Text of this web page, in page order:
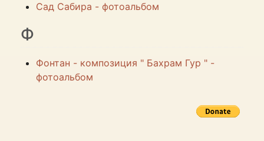
Сад Сабира - фотоальбом
Ф
Фонтан - композиция " Бахрам Гур " -
фотоальбом